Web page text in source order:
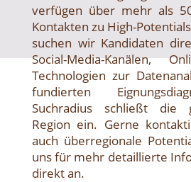
verfügen über mehr als
Kontakten zu High-
suchen wir Kandidaten
Social-Media-Kanälen,
Technologien zur
fundierten
Suchradius schließt die
Region ein. Gerne
auch überregionale
uns für mehr detail­lierte
direkt an.